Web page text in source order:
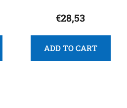
€28,53
ADD TO CART